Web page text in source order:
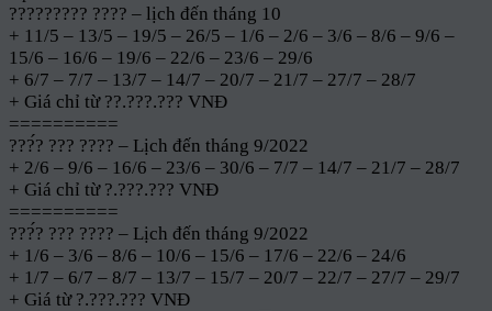
????????? ???? – lịch đến tháng 10
+ 11/5 – 13/5 – 19/5 – 26/5 – 1/6 – 2/6 – 3/6 – 8/6 – 9/6 –
15/6 – 16/6 – 19/6 – 22/6 – 23/6 – 29/6
+ 6/7 – 7/7 – 13/7 – 14/7 – 20/7 – 21/7 – 27/7 – 28/7
+ Giá chỉ từ ??.???.??? VNĐ
==========
???́? ??? ???? – Lịch đến tháng 9/2022
+ 2/6 – 9/6 – 16/6 – 23/6 – 30/6 – 7/7 – 14/7 – 21/7 – 28/7
+ Giá chỉ từ ?.???.??? VNĐ
==========
???́? ??? ???? – Lịch đến tháng 9/2022
+ 1/6 – 3/6 – 8/6 – 10/6 – 15/6 – 17/6 – 22/6 – 24/6
+ 1/7 – 6/7 – 8/7 – 13/7 – 15/7 – 20/7 – 22/7 – 27/7 – 29/7
+ Giá từ ?.???.??? VNĐ